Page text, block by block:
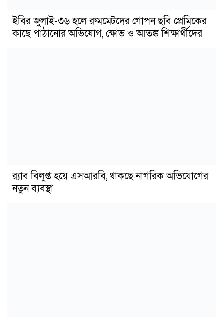
ইবির জুলাই-৩৬ হলে রুমমেটদের গোপন ছবি প্রেমিকের
কাছে পাঠানোর অভিযোগ, ক্ষোভ ও আতঙ্ক শিক্ষার্থীদের
র‍্যাব বিলুপ্ত হয়ে এসআরবি, থাকছে নাগরিক অভিযোগের
নতুন ব্যবস্থা